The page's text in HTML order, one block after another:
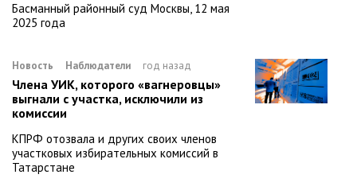
Басманный районный суд Москвы, 12 мая
2025 года
Новость Наблюдатели год назад
Члена УИК, которого «вагнеровцы»
выгнали с участка, исключили из
комиссии
КПРФ отозвала и других своих членов
участковых избирательных комиссий в
Татарстане